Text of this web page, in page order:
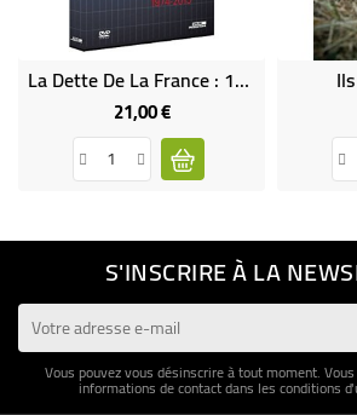
La Dette De La France : 1974-2015
21,00 €Prix
S'INSCRIRE À LA
Vous pouvez vous désinscrire à tout moment.
informations de contact dans les conditions